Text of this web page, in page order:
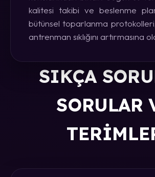
kalitesi takibi ve beslenme
bütünsel toparlanma
antrenman sıklığını artırmasına
SIKÇA
SORULAR